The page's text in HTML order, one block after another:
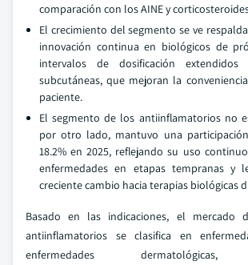
comparación con los AINE y
El crecimiento del segmento se ve
innovación continua en biológicos de
intervalos de dosificación extendidos
subcutáneas, que mejoran la
paciente.
El segmento de los antiinflamatorios no
por otro lado, mantuvo una
18.2% en 2025, reflejando su uso
enfermedades en etapas tempranas y
creciente cambio hacia terapias biológicas
Basado en las indicaciones, el mercado
antiinflamatorios se clasifica en
enfermedades dermatológicas,